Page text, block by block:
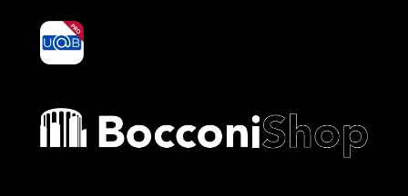
yoU@B
Bocconi shop